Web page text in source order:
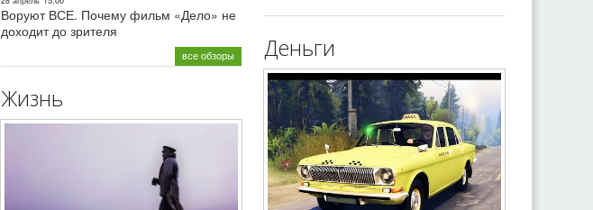
Воруют ВСЕ. Почему фильм «Дело» не
доходит до зрителя
все обзоры
Жизнь
Деньги